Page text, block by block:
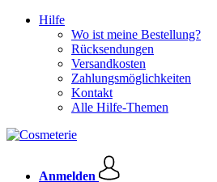
Hilfe
Wo ist meine Bestellung?
Rücksendungen
Versandkosten
Zahlungsmöglichkeiten
Kontakt
Alle Hilfe-Themen
Anmelden